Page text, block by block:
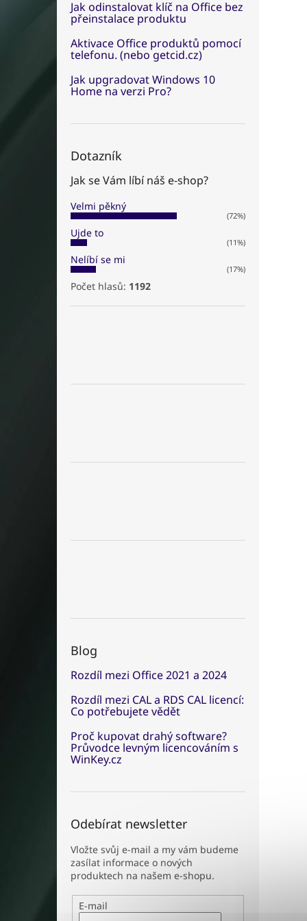
Jak odinstalovat klíč na Office bez
přeinstalace produktu
Aktivace Office produktů pomocí
telefonu. (nebo getcid.cz)
Jak upgradovat Windows 10
Home na verzi Pro?
Dotazník
Jak se Vám líbí náš e-shop?
Velmi pěkný
(72%)
Ujde to
(11%)
Nelíbí se mi
(17%)
Počet hlasů: 1192
Blog
Rozdíl mezi Office 2021 a 2024
Rozdíl mezi CAL a RDS CAL licencí:
Co potřebujete vědět
Proč kupovat drahý software?
Průvodce levným licencováním s
WinKey.cz
Odebírat newsletter
Vložte svůj e-mail a my vám budeme
zasílat informace o nových
produktech na našem e-shopu.
E-mail